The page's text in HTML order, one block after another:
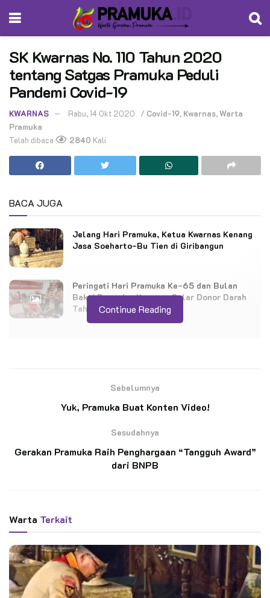
SK Kwarnas No. 110 Tahun 2020
tentang Satgas Pramuka Peduli
Pandemi Covid-19
KWARNAS Rabu, 14 Okt 2020 / Covid-19, Kwarnas,Warta
Pramuka
Telah dibaca
2840 Kali
BACA JUGA
Jelang Hari Pramuka, Ketua Kwarnas Kenang
Jasa Soeharto-Bu Tien di Giribangun
Peringati Hari Pramuka Ke-65 dan Bulan
Bakti Pramuka: Kwarnas Gelar Donor Darah
Tahun 2026Continue Reading
Sebelumnya
Yuk, Pramuka Buat Konten Video!
Sesudahnya
Gerakan Pramuka Raih Penghargaan “Tangguh Award”
dari BNPB
Warta Terkait